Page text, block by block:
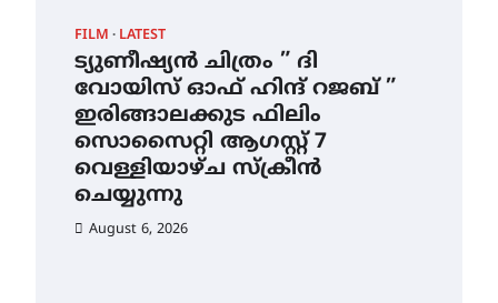
FILM LATEST
ട്യുണീഷ്യൻ ചിത്രം ” ദി
വോയിസ് ഓഫ് ഹിന്ദ് റജബ് ”
ഇരിങ്ങാലക്കുട ഫിലിം
സൊസൈറ്റി ആഗസ്റ്റ് 7
വെള്ളിയാഴ്ച സ്‌ക്രീൻ
ചെയ്യുന്നു
August 6, 2026
4.4 മില്ലി മീറ്റർ മഴ ലഭിച്ചു
August 6, 2026
ഐ.ഐ.ടി മദ്രാസ്സിൽ നിന്നും
ഡോക്ടറേറ്റ് – ഇരിങ്ങാലക്കുട
സ്വദേശി ആതിര എം കെ
യുടെ നേട്ടം പ്രതിസന്ധികളോട്
പൊരുതി
August 5, 2026
ട്യുണീഷ്യൻ ചിത്രം ” ദി